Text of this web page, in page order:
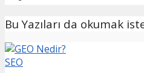
Bu Yazıları da okumak
SEO